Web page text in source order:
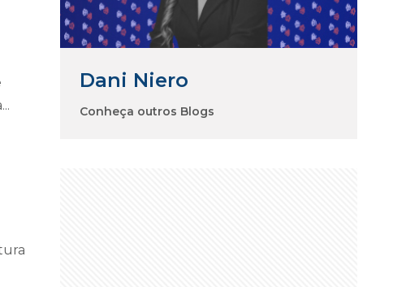
Dani Niero
Conheça outros Blogs